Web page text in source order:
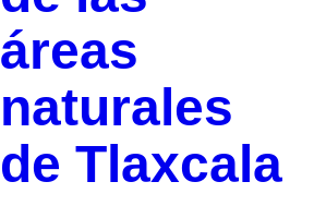
áreas
naturales
de Tlaxcala